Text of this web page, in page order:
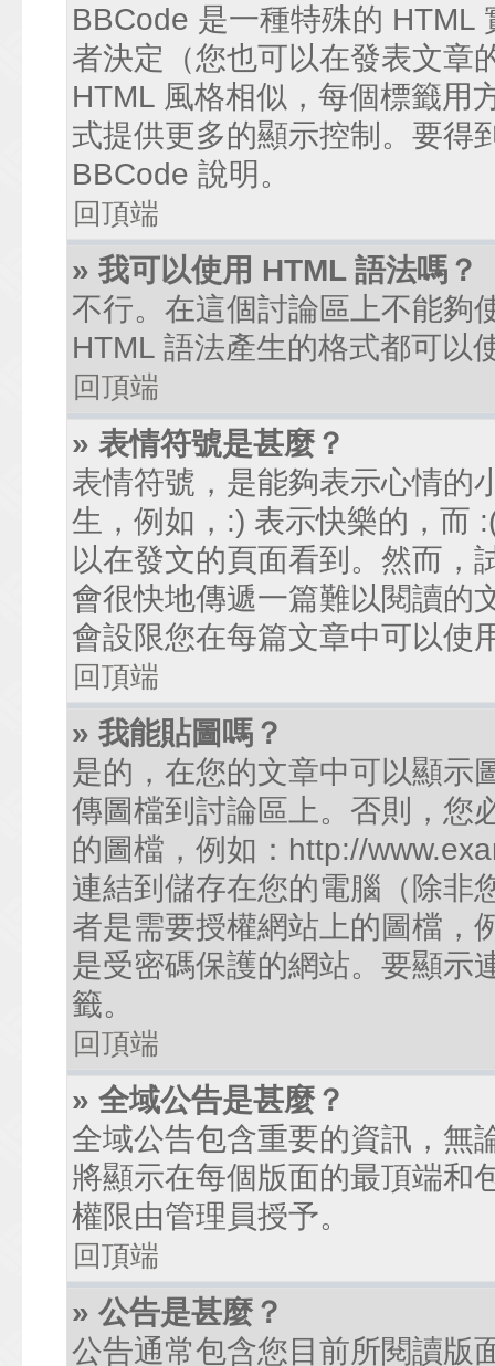
BBCode 是一種特殊的 HTML
者決定（您也可以在發表文章
HTML 風格相似，每個標籤用
式提供更多的顯示控制。要得
BBCode 說明。
回頂端
» 我可以使用 HTML 語法嗎？
不行。在這個討論區上不能夠
HTML 語法產生的格式都可以
回頂端
» 表情符號是甚麼？
表情符號，是能夠表示心情的
生，例如，:) 表示快樂的，而
以在發文的頁面看到。然而，
會很快地傳遞一篇難以閱讀的
會設限您在每篇文章中可以使
回頂端
» 我能貼圖嗎？
是的，在您的文章中可以顯示
傳圖檔到討論區上。否則，您
的圖檔，例如：http://
連結到儲存在您的電腦（除非
者是需要授權網站上的圖檔，
是受密碼保護的網站。要顯示
籤。
回頂端
» 全域公告是甚麼？
全域公告包含重要的資訊，無
將顯示在每個版面的最頂端和
權限由管理員授予。
回頂端
» 公告是甚麼？
公告通常包含您目前所閱讀版